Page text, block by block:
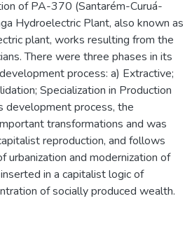
of PA-370 (Santarém-Curuá-
Hydroelectric Plant, also known as
plant, works resulting from the
There were three phases in its
process: a) Extractive;
Specialization in Production
development process, the
transformations and was
reproduction, and follows
urbanization and modernization of
in a capitalist logic of
of socially produced wealth.